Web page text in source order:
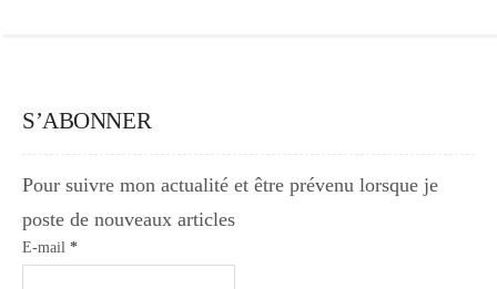
S’ABONNER
Pour suivre mon actualité et être prévenu lorsque je
poste de nouveaux articles
E-mail *